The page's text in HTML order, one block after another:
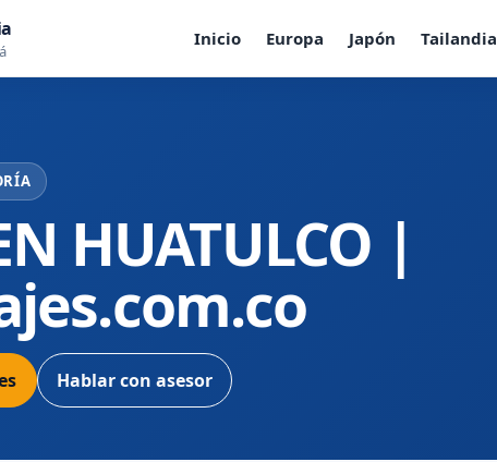
Inicio Europa Japón Tailandia
HUATULCO |
Hablar con asesor